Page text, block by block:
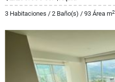
3 Habitaciones / 2 Baño(s) / 93 Área m2